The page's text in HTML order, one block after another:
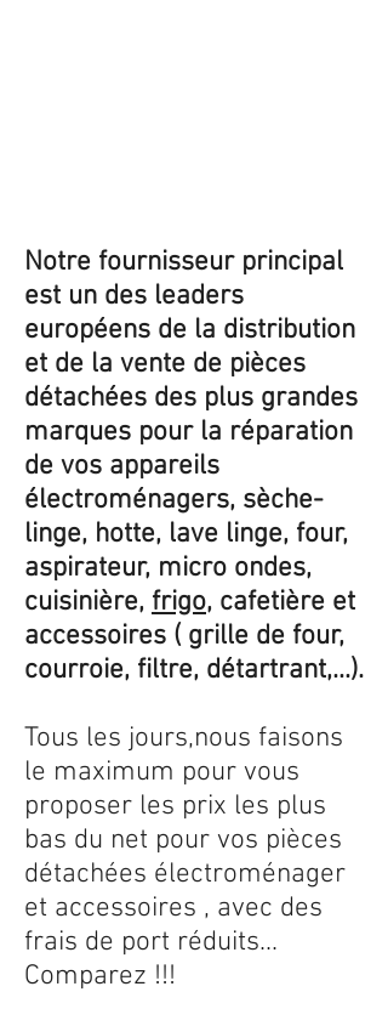
Notre fournisseur principal
est un des leaders
européens de la distribution
et de la vente de pièces
détachées des plus grandes
marques pour la réparation
de vos appareils
électroménagers, sèche-
linge, hotte, lave linge, four,
aspirateur, micro ondes,
cuisinière, frigo, cafetière et
accessoires ( grille de four,
courroie, filtre, détartrant,...).
Tous les jours,nous faisons
le maximum pour vous
proposer les prix les plus
bas du net pour vos pièces
détachées électroménager
et accessoires , avec des
frais de port réduits...
Comparez !!!